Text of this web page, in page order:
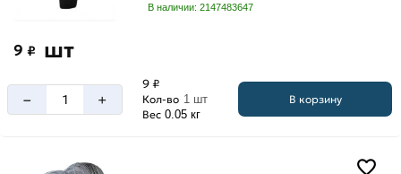
В наличии: 2147483647
9 ₽ шт
– +
9 ₽
Кол-во 1 шт
Вес 0.05 кг
В корзину